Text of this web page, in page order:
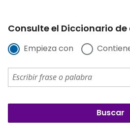
Consulte el Diccionario de
Empieza con